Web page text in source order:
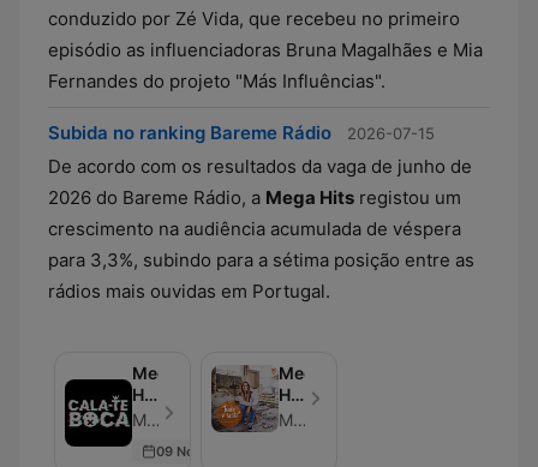
conduzido por Zé Vida, que recebeu no primeiro
episódio as influenciadoras Bruna Magalhães e Mia
Fernandes do projeto "Más Influências".
Subida no ranking Bareme Rádio 2026-07-15
De acordo com os resultados da vaga de junho de
2026 do Bareme Rádio, a Mega Hits registou um
crescimento na audiência acumulada de véspera
para 3,3%, subindo para a sétima posição entre as
rádios mais ouvidas em Portugal.
Mega
Hits
-
te
Mega Hits - Episodio 141
09 Nov 2022
Mega
Hits
- Mega Hits